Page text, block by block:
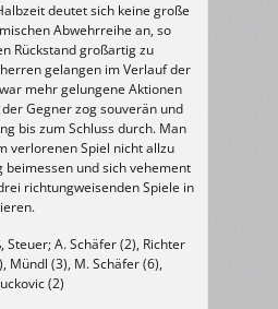
deutet sich keine große
Abwehrreihe an, so
Rückstand großartig zu
gelangen im Verlauf der
mehr gelungene Aktionen
Gegner zog souverän und
bis zum Schluss durch. Man
verlorenen Spiel nicht allzu
beimessen und sich vehement
richtungweisenden Spiele in
Steuer; A. Schäfer (2), Richter
Mündl (3), M. Schäfer (6),
(2)